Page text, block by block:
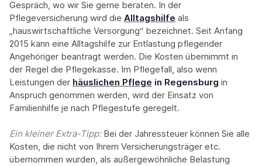
Gespräch, wo wir Sie gerne beraten. In der
Pflegeversicherung wird die Alltagshilfe als
„hauswirtschaftliche Versorgung“ bezeichnet. Seit Anfang
2015 kann eine Alltagshilfe zur Entlastung pflegender
Angehöriger beantragt werden. Die Kosten übernimmt in
der Regel die Pflegekasse. Im Pflegefall, also wenn
Leistungen der häuslichen Pflege in Regensburg in
Anspruch genommen werden, wird der Einsatz von
Familienhilfe je nach Pflegestufe geregelt.
Ein kleiner Extra-Tipp:‍ Bei der Jahressteuer können Sie alle
Kosten, die nicht von Ihrem Versicherungsträger etc.
übernommen wurden, als außergewöhnliche Belastung